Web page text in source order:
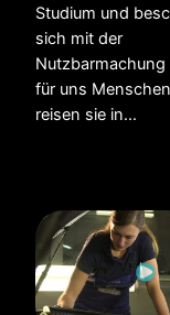
Studium und
sich mit der
Nutzbarmachung
für uns
reisen sie in…